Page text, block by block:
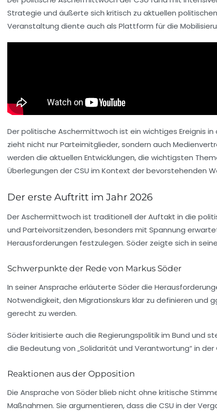
Strategie und äußerte sich kritisch zu aktuellen
Veranstaltung diente auch als Plattform für die
Der politische Aschermittwoch ist ein wichtiges Ereignis
zieht nicht nur Parteimitglieder, sondern auch
werden die aktuellen Entwicklungen, die wichtigsten
Überlegungen der CSU im Kontext der bevorstehenden
Der erste Auftritt im Jahr 2026
Der Aschermittwoch ist traditionell der Auftakt in die
und Parteivorsitzenden, besonders mit Spannung
Herausforderungen festzulegen. Söder zeigte sich in
Schwerpunkte der Rede von Markus Söder
In seiner Ansprache erläuterte Söder die
Notwendigkeit, den Migrationskurs klar zu definieren und
gerecht zu werden.
Söder kritisierte auch die Regierungspolitikim Bund und
die Bedeutung von „Solidarität und Verantwortung“ in
Reaktionen aus der Opposition
Die Ansprache von Söder blieb nicht ohne kritische
Maßnahmen. Sie argumentieren, dass die CSU in der